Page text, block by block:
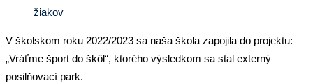
žiakov
V školskom roku 2022/2023 sa naša škola zapojila do projektu:
„Vráťme šport do škôl“, ktorého výsledkom sa stal externý
posilňovací park.